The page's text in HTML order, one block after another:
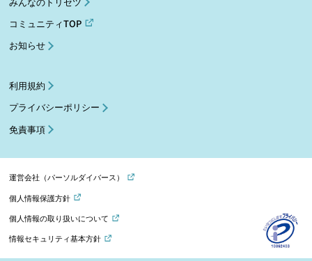
コミュニティTOP
お知らせ
利用規約
プライバシーポリシー
免責事項
運営会社（パーソルダイバース）
個人情報保護方針
個人情報の取り扱いについて
情報セキュリティ基本方針